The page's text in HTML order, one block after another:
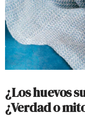
¿Los huevos
¿Verdad o